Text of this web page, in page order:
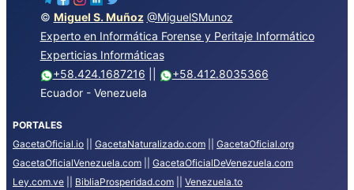
© Miguel S. Muñoz @MiguelSMunoz
Experto en Informática Forense y Peritaje Informático
Experticias Informáticas
+58.424.1687216
+58.412.8035366
Ecuador - Venezuela
PORTALES
GacetaOficial.io
GacetaNaturalizado.com
GacetaOficial.org
GacetaOficialVenezuela.com
GacetaOficialDeVenezuela.com
Ley.com.ve
BibliaProsperidad.com
Venezuela.to